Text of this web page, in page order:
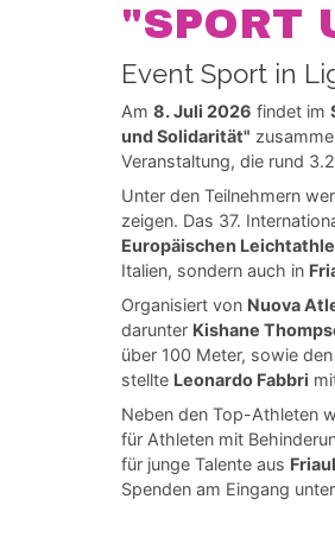
"SPORT
Event Sport in
Am 8. Juli 2026 findet im
und Solidarität"
Veranstaltung, die rund
Unter den Teilnehmern
zeigen. Das 37.
Europäischen
Italien, sondern auch in
Organisiert von Nuova
darunter Kishane
über 100 Meter, sowie
stellte Leonardo Fabbri
Neben den Top-Athleten
für Athleten mit
für junge Talente aus
Spenden am Eingang